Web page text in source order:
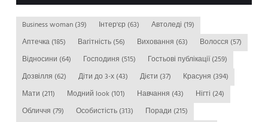
Business woman (39) Інтер'єр (63) Автоледі (19)
Аптечка (185) Вагітність (56) Виховання (63) Волосся (57)
Відносини (64) Господиня (515) Гостьові публікації(259)
Дозвілля (62) Діти до 3-х (43) Дієти (37) Красуня (394)
Мати (211) Модний look (101) Навчання (43) Нігті (24)
Обличчя (79) Особистість (313) Поради (215)